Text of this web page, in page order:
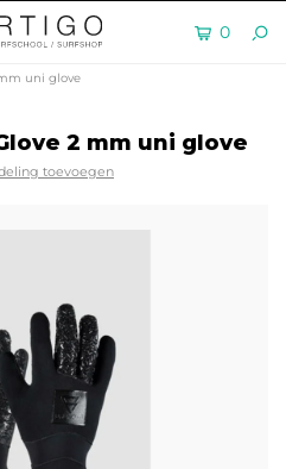
0
uni glove
2 mm uni glove
toevoegen